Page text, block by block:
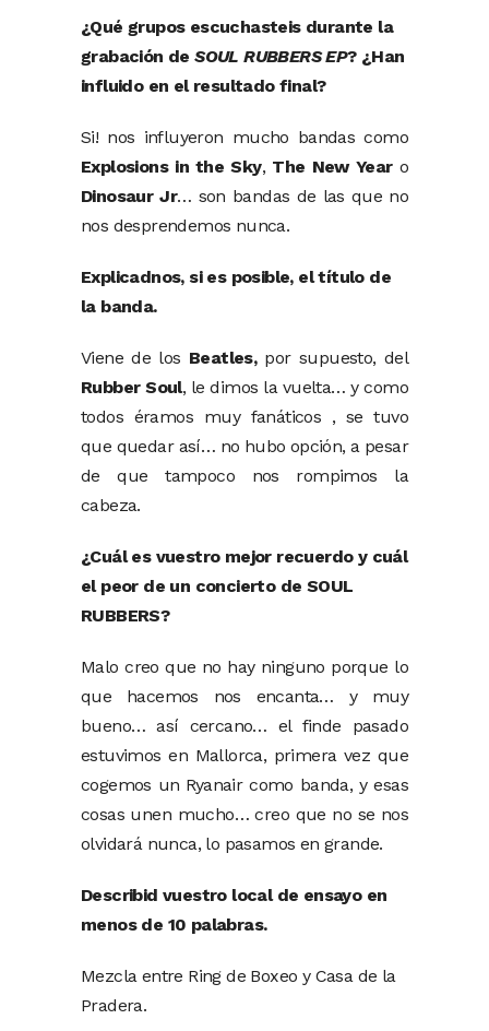
¿Qué grupos escuchasteis durante la
grabación de SOUL RUBBERS EP? ¿Han
influido en el resultado final?
Si! nos influyeron mucho bandas como
Explosions in the Sky,The New Yearo
Dinosaur Jr… son bandas de las que no
nos desprendemos nunca.
Explicadnos, si es posible, el título de
la banda.
Viene de los Beatles,por supuesto, del
Rubber Soul, le dimos la vuelta… y como
todos éramos muy fanáticos , se tuvo
que quedar así… no hubo opción, a pesar
de que tampoco nos rompimos la
cabeza.
¿Cuál es vuestro mejor recuerdo y cuál
el peor de un concierto de SOUL
RUBBERS?
Malo creo que no hay ninguno porque lo
que hacemos nos encanta… y muy
bueno… así cercano… el finde pasado
estuvimos en Mallorca, primera vez que
cogemos un Ryanair como banda, y esas
cosas unen mucho… creo que no se nos
olvidará nunca, lo pasamos en grande.
Describid vuestro local de ensayo en
menos de 10 palabras.
Mezcla entre Ring de Boxeo y Casa de la
Pradera.